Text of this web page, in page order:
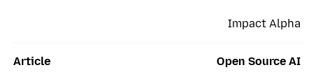
Impact Alpha
Article Open Source AI